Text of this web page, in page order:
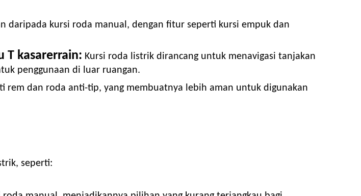
daripada kursi roda manual, dengan fitur seperti kursi empuk dan
T kasarerrain: Kursi roda listrik dirancang untuk menavigasi tanjakan
penggunaan di luar ruangan.
rem dan roda anti-tip, yang membuatnya lebih aman untuk digunakan
seperti: